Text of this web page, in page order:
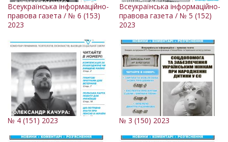
Всеукраїнська інформаційно-
правова газета / № 6 (153)
2023
Всеукраїнська інформаційно-
правова газета / № 5 (152)
2023
№ 4 (151) 2023 № 3 (150) 2023